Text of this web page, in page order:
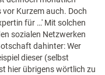
vor Kurzem auch. Doch
für …' Mit solchen
sozialen Netzwerken
dahinter: Wer
dieser (selbst
hier übrigens wörtlich zu